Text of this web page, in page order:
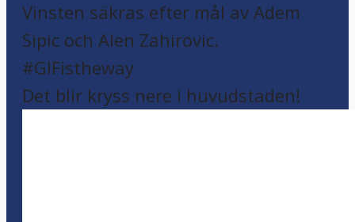
Det blir kryss nere i huvudstaden!